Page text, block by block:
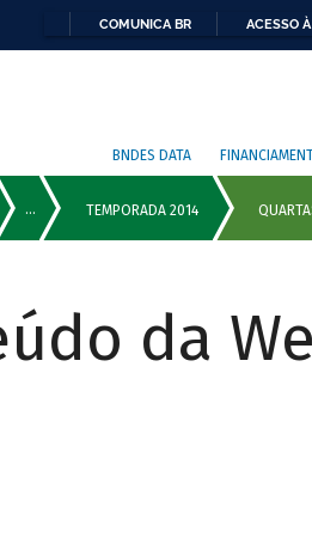
COMUNICA BR ACESSO
BNDES DATA
da